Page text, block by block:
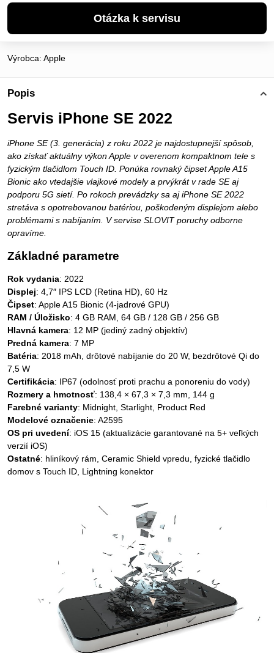
Výrobca: Apple
Popis
Servis iPhone SE 2022
iPhone SE (3. generácia) z roku 2022 je najdostupnejší spôsob,
ako získať aktuálny výkon Apple v overenom kompaktnom tele s
fyzickým tlačidlom Touch ID. Ponúka rovnaký čipset Apple A15
Bionic ako vtedajšie vlajkové modely a prvýkrát v rade SE aj
podporu 5G sietí. Po rokoch prevádzky sa aj iPhone SE 2022
stretáva s opotrebovanou batériou, poškodeným displejom alebo
problémami s nabíjaním. V servise SLOVIT poruchy odborne
opravíme.
Základné parametre
Rok vydania: 2022
Displej: 4,7″ IPS LCD (Retina HD), 60 Hz
Čipset: Apple A15 Bionic (4-jadrové GPU)
RAM / Úložisko: 4 GB RAM, 64 GB / 128 GB / 256 GB
Hlavná kamera: 12 MP (jediný zadný objektív)
Predná kamera: 7 MP
Batéria: 2018 mAh, drôtové nabíjanie do 20 W, bezdrôtové Qi do
7,5 W
Certifikácia: IP67 (odolnosť proti prachu a ponoreniu do vody)
Rozmery a hmotnosť: 138,4 × 67,3 × 7,3 mm, 144 g
Farebné varianty: Midnight, Starlight, Product Red
Modelové označenie: A2595
OS pri uvedení: iOS 15 (aktualizácie garantované na 5+ veľkých
verzií iOS)
Ostatné: hliníkový rám, Ceramic Shield vpredu, fyzické tlačidlo
domov s Touch ID, Lightning konektor